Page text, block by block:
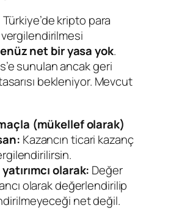
Türkiye’de kripto para
vergilendirilmesi
net bir yasa yok.
sunulan ancak geri
bekleniyor. Mevcut
(mükellef olarak)
Kazancın ticari kazanç
olarak: Değer
olarak değerlendirilip
net değil.